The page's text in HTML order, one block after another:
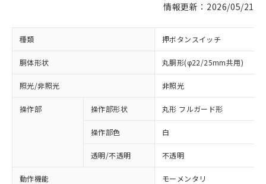
情報更新：2026/05/21
種類 押ボタンスイッチ
胴体形状 丸胴形(φ22/25mm共用)
照光/非照光 非照光
操作部 操作部形状 丸形 フルガード形
操作部色 白
透明/不透明 不透明
動作機能 モーメンタリ